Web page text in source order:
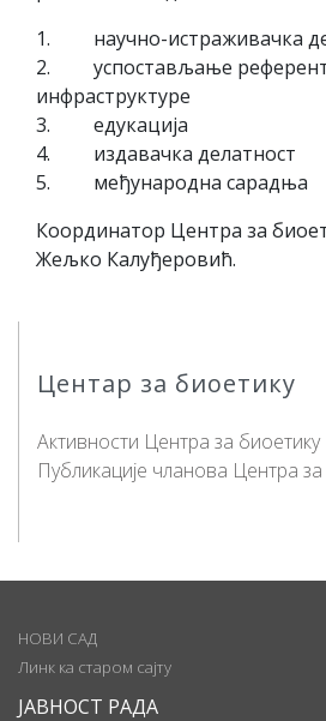
Центар за биоетику
Активности Центра за биоетику
Публикације чланова Центра
1. научно-истраживачка
2. успостављање
инфраструктуре
3. едукација
4. издавачка делатност
5. међународна сарадња
Координатор Центра за
Жељко Калуђеровић.
НОВИ САД
Линк ка старом сајту
ЈАВНОСТ РАДА